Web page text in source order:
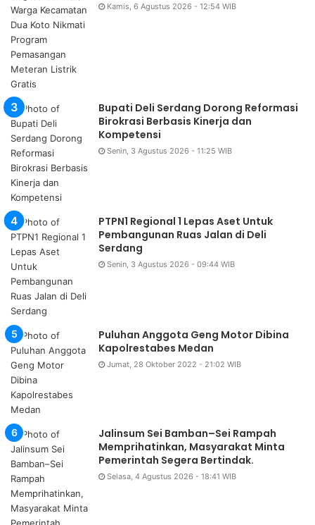
Kamis, 6 Agustus 2026 - 12:54 WIB
Bupati Deli Serdang Dorong Reformasi
Birokrasi Berbasis Kinerja dan
Kompetensi
Senin, 3 Agustus 2026 - 11:25 WIB
PTPN1 Regional 1 Lepas Aset Untuk
Pembangunan Ruas Jalan di Deli
Serdang
Senin, 3 Agustus 2026 - 09:44 WIB
Puluhan Anggota Geng Motor Dibina
Kapolrestabes Medan
Jumat, 28 Oktober 2022 - 21:02 WIB
Jalinsum Sei Bamban–Sei Rampah
Memprihatinkan, Masyarakat Minta
Pemerintah Segera Bertindak.
Selasa, 4 Agustus 2026 - 18:41 WIB